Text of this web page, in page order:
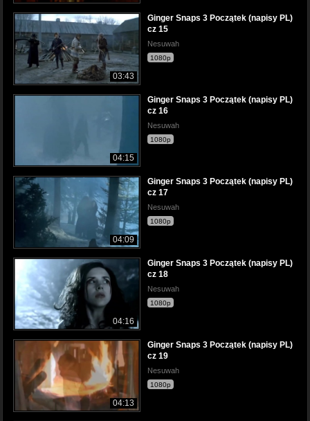
03:43
Ginger Snaps 3 Początek (napisy PL)
cz 15
Nesuwah
1080p
04:15
Ginger Snaps 3 Początek (napisy PL)
cz 16
Nesuwah
1080p
04:09
Ginger Snaps 3 Początek (napisy PL)
cz 17
Nesuwah
1080p
04:16
Ginger Snaps 3 Początek (napisy PL)
cz 18
Nesuwah
1080p
04:13
Ginger Snaps 3 Początek (napisy PL)
cz 19
Nesuwah
1080p